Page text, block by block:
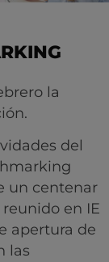
la
del
un centenar
en IE
apertura de
las